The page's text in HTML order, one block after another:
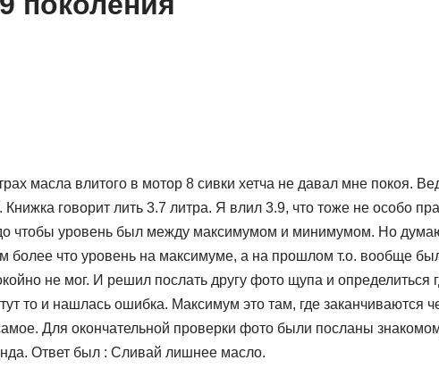
масла влитого в мотор 8 сивки хетча не давал мне покоя.
говорит лить 3.7 литра. Я влил 3.9, что тоже не особо
чтобы уровень был между максимумом и минимумом. Но
более что уровень на максимуме, а на прошлом т.о. вообще
не мог. И решил послать другу фото щупа и определиться
то и нашлась ошибка. Максимум это там, где заканчиваются
Для окончательной проверки фото были посланы
Ответ был : Сливай лишнее масло.